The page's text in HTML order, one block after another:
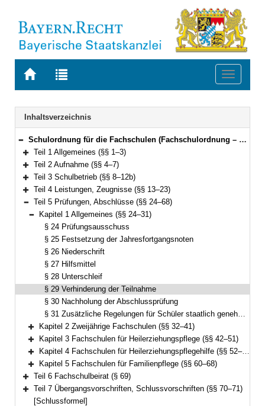
Zur
BAYERN.RECHT
Zur
letzten
Suche
Toggle
Navigation
Inhaltsverzeichnis
Bereich reduzieren
Schulordnung für die Fachschulen (Fachschulordnung – FSO) Vom 15. Mai 2017 (GVBl. S. 186) BayRS 2236-6-1-1-K (§§ 1–71)
Bereich erweitern
Teil 1 Allgemeines (§§ 1–3)
Bereich erweitern
Teil 2 Aufnahme (§§ 4–7)
Bereich erweitern
Teil 3 Schulbetrieb (§§ 8–12b)
Bereich erweitern
Teil 4 Leistungen, Zeugnisse (§§ 13–23)
Bereich reduzieren
Teil 5 Prüfungen, Abschlüsse (§§ 24–68)
Bereich reduzieren
Kapitel 1 Allgemeines (§§ 24–31)
§ 24 Prüfungsausschuss
§ 25 Festsetzung der Jahresfortgangsnoten
§ 26 Niederschrift
§ 27 Hilfsmittel
§ 28 Unterschleif
§ 29 Verhinderung der Teilnahme
§ 30 Nachholung der Abschlussprüfung
§ 31 Zusätzliche Regelungen für Schüler staatlich genehmigter Ersatzschulen
Bereich erweitern
Kapitel 2 Zweijährige Fachschulen (§§ 32–41)
Bereich erweitern
Kapitel 3 Fachschulen für Heilerziehungspflege (§§ 42–51)
Bereich erweitern
Kapitel 4 Fachschulen für Heilerziehungspflegehilfe (§§ 52–59)
Bereich erweitern
Kapitel 5 Fachschulen für Familienpflege (§§ 60–68)
Bereich erweitern
Teil 6 Fachschulbeirat (§ 69)
Bereich erweitern
Teil 7 Übergangsvorschriften, Schlussvorschriften (§§ 70–71)
[Schlussformel]